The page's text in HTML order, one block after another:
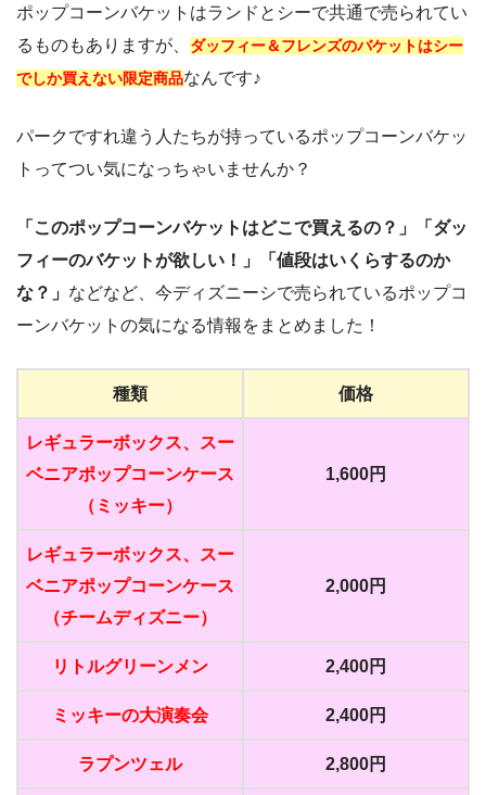
ポップコーンバケットはランドとシーで共通で売られてい
るものもありますが、 ダッフィー＆フレンズのバケットはシー
でしか買えない限定商品なんです♪
パークですれ違う人たちが持っているポップコーンバケッ
トってつい気になっちゃいませんか？
「このポップコーンバケットはどこで買えるの？」「ダッ
フィーのバケットが欲しい！」「値段はいくらするのか
な？」 などなど、今ディズニーシで売られているポップコ
ーンバケットの気になる情報をまとめました！
種類 価格
レギュラーボックス、スー
ベニアポップコーンケース
（ミッキー）
1,600円
レギュラーボックス、スー
ベニアポップコーンケース
（チームディズニー）
2,000円
リトルグリーンメン 2,400円
ミッキーの大演奏会 2,400円
ラプンツェル 2,800円